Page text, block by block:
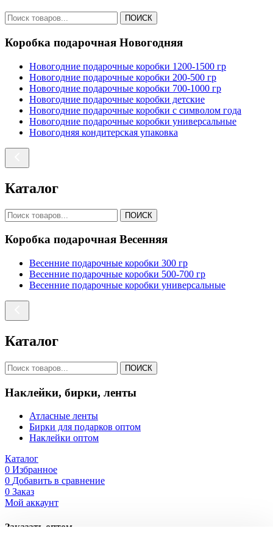
ПОИСК
Коробка подарочная Новогодняя
Новогодние подарочные коробки 1200-1500 гр
Новогодние подарочные коробки 200-500 гр
Новогодние подарочные коробки 700-1000 гр
Новогодние подарочные коробки детские
Новогодние подарочные коробки с символом года
Новогодние подарочные коробки универсальные
Новогодняя кондитерская упаковка
Каталог
ПОИСК
Коробка подарочная Весенняя
Весенние подарочные коробки 300 гр
Весенние подарочные коробки 500-700 гр
Весенние подарочные коробки универсальные
Каталог
ПОИСК
Наклейки, бирки, ленты
Атласные ленты
Бирки для подарков оптом
Наклейки оптом
Каталог
0 Избранное
0 Добавить в сравнение
0 Заказ
Мой аккаунт
Заказать оптом